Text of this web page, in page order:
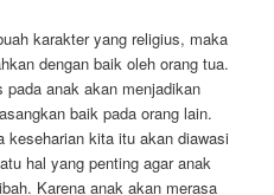
karakter yang religius, maka
dengan baik oleh orang tua.
anak akan menjadikan
baik pada orang lain.
keseharian kita itu akan diawasi
hal yang penting agar anak
Karena anak akan merasa